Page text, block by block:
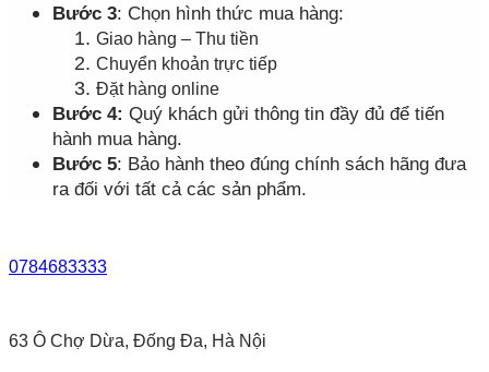
Bước 3: Chọn hình thức mua hàng:
Giao hàng – Thu tiền
Chuyển khoản trực tiếp
Đặt hàng online
Bước 4: Quý khách gửi thông tin đầy đủ để tiến
hành mua hàng.
Bước 5: Bảo hành theo đúng chính sách hãng đưa
ra đối với tất cả các sản phẩm.
0784683333
63 Ô Chợ Dừa, Đống Đa, Hà Nội